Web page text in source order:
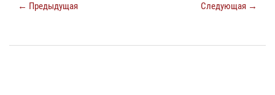
← Предыдущая Следующая →